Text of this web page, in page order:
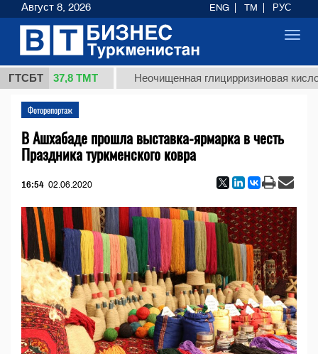
ГТСБТ
37,8 ТМТ Неочищенная глицирризиновая кислота
Фоторепортаж
В Ашхабаде прошла выставка-ярмарка в честь
Праздника туркменского ковра
16:54 02.06.2020
Август 8, 2026 ENG TM РУС